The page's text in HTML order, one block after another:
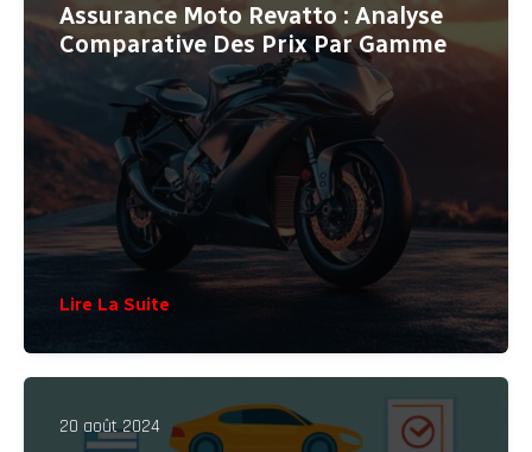
Assurance Moto Revatto : Analyse
Comparative Des Prix Par Gamme
Lire La Suite
20 août 2024